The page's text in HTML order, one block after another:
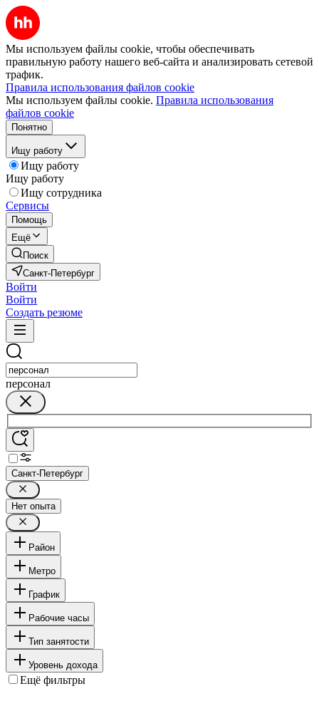
Мы используем файлы cookie, чтобы обеспечивать
правильную работу нашего веб-сайта и анализировать сетевой
трафик.
Правила использования файлов cookie
Мы используем файлы cookie. Правила использования
файлов cookie
Понятно
Ищу работу
Ищу работу
Ищу работу
Ищу сотрудника
Сервисы
Помощь
Ещё
Поиск
Санкт-Петербург
Войти
Войти
Создать резюме
персонал
Санкт-Петербург
Нет опыта
Район
Метро
График
Рабочие часы
Тип занятости
Уровень дохода
Ещё фильтры